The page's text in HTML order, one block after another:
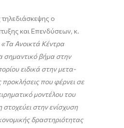
ο
και Επενδύσεων, κ.
«Τα Ανοικτά Κέντρα
σημαντικό βήμα στην
ειδικά στην μετα-
προκλήσεις που φέρνει σε
μοντέλου του
στην ενίσχυση
δραστηριότητας